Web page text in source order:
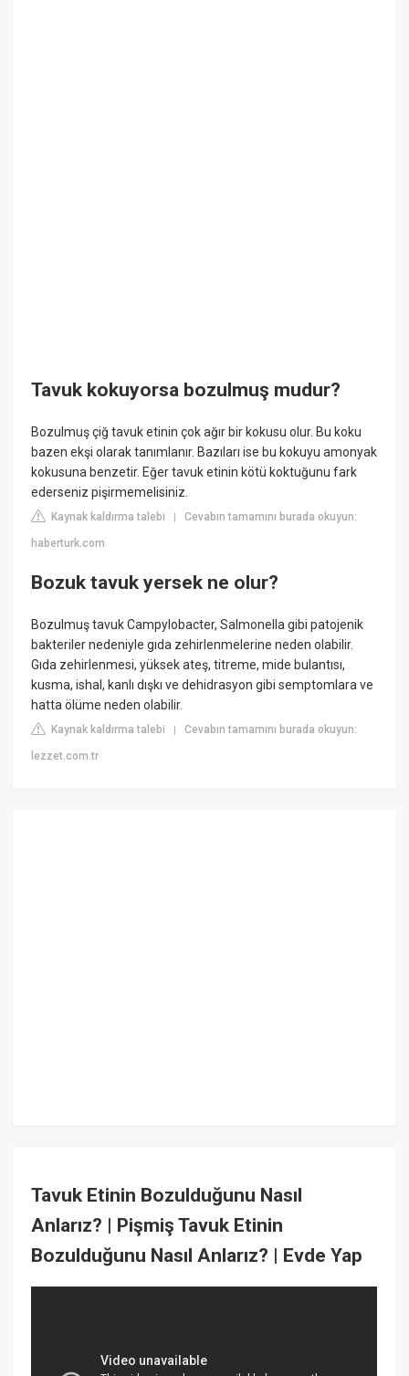
Tavuk kokuyorsa bozulmuş mudur?
Bozulmuş çiğ tavuk etinin çok ağır bir kokusu olur. Bu koku
bazen ekşi olarak tanımlanır. Bazıları ise bu kokuyu amonyak
kokusuna benzetir. Eğer tavuk etinin kötü koktuğunu fark
ederseniz pişirmemelisiniz.
Kaynak kaldırma talebi |Cevabın tamamını burada okuyun:
haberturk.com
Bozuk tavuk yersek ne olur?
Bozulmuş tavuk Campylobacter, Salmonella gibi patojenik
bakteriler nedeniyle gıda zehirlenmelerine neden olabilir.
Gıda zehirlenmesi, yüksek ateş, titreme, mide bulantısı,
kusma, ishal, kanlı dışkı ve dehidrasyon gibi semptomlara ve
hatta ölüme neden olabilir.
Kaynak kaldırma talebi |Cevabın tamamını burada okuyun:
lezzet.com.tr
Tavuk Etinin Bozulduğunu Nasıl
Anlarız? | Pişmiş Tavuk Etinin
Bozulduğunu Nasıl Anlarız? | Evde Yap